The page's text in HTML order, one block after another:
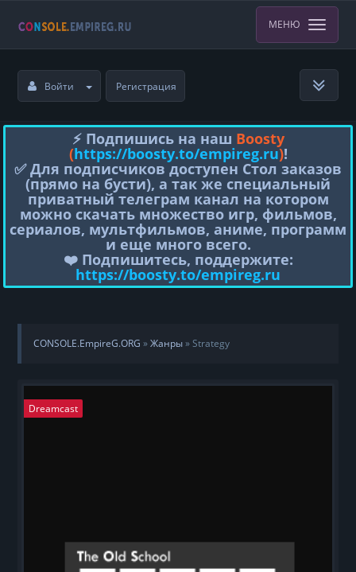
МЕНЮ
Войти Регистрация
⚡️ Подпишись на наш Boosty
(https://boosty.to/empireg.ru)!
✅ Для подписчиков доступен Стол заказов
(прямо на бусти), а так же специальный
приватный телеграм канал на котором
можно скачать множество игр, фильмов,
сериалов, мультфильмов, аниме, программ
и еще много всего.
❤️ Подпишитесь, поддержите:
https://boosty.to/empireg.ru
CONSOLE.EmpireG.ORG »Жанры» Strategy
Dreamcast